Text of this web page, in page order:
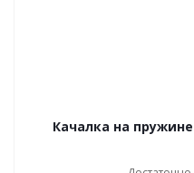
Качалка на